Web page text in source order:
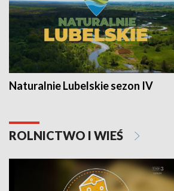
Naturalnie Lubelskie sezon IV
ROLNICTWO I WIEŚ